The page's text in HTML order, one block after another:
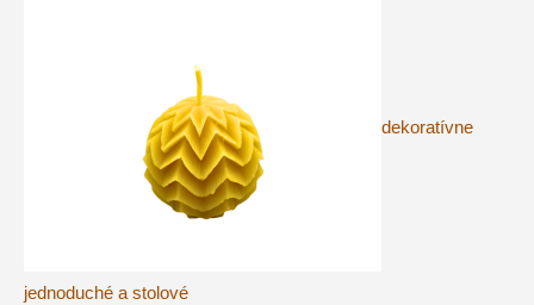
dekoratívne
jednoduché a stolové